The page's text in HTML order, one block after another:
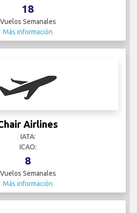
18
Vuelos Semanales
Más información
Airlines
IATA:
ICAO:
8
Vuelos Semanales
Más información